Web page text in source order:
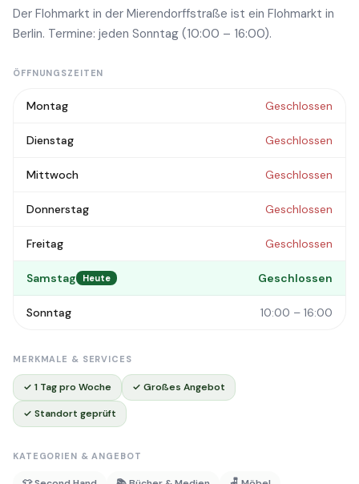
Der Flohmarkt in der Mierendorffstraße ist ein Flohmarkt in
Berlin. Termine: jeden Sonntag (10:00 – 16:00).
ÖFFNUNGSZEITEN
Montag Geschlossen
Dienstag Geschlossen
Mittwoch Geschlossen
Donnerstag Geschlossen
Freitag Geschlossen
Samstag Heute Geschlossen
Sonntag 10:00 – 16:00
MERKMALE & SERVICES
✓ 1 Tag pro Woche ✓ Großes Angebot
✓ Standort geprüft
KATEGORIEN & ANGEBOT